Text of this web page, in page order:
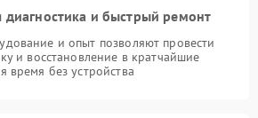
диагностика и быстрый ремонт
и опыт позволяют провести
и восстановление в кратчайшие
время без устройства